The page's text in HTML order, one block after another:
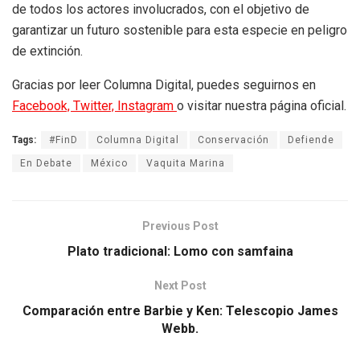
de todos los actores involucrados, con el objetivo de
garantizar un futuro sostenible para esta especie en peligro
de extinción.
Gracias por leer Columna Digital, puedes seguirnos en
Facebook, Twitter, Instagram o visitar nuestra página oficial.
Tags: #FinD Columna Digital Conservación Defiende
En Debate México Vaquita Marina
Previous Post
Plato tradicional: Lomo con samfaina
Next Post
Comparación entre Barbie y Ken: Telescopio James
Webb.